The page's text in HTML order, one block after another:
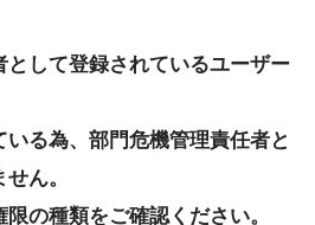
として登録されているユーザー
いる為、部門危機管理責任者と
ん。
の種類をご確認ください。